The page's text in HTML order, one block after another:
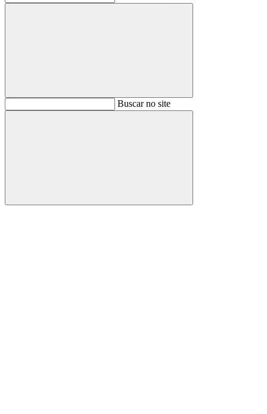
BuscarBuscar no site
Buscar